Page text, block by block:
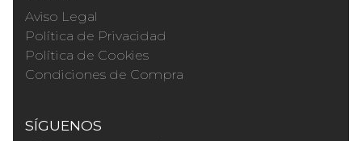
Aviso Legal
Política de Privacidad
Política de Cookies
Condiciones de Compra
SÍGUENOS